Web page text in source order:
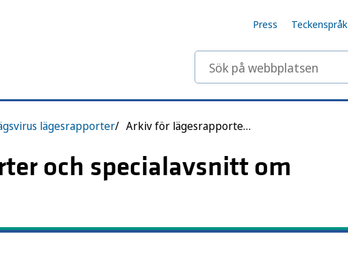
Press Teckenspråk
Sök på webbplatsen
lägesrapporter Arkiv för lägesrapporter och specialavsnitt
och specialavsnitt om